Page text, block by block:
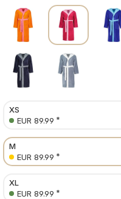
XS
EUR 89.99 *
M
EUR 89.99 *
XL
EUR 89.99 *